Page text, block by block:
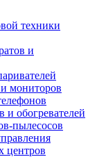
техники
и
и мониторов
и обогревателей
пылесосов
центров